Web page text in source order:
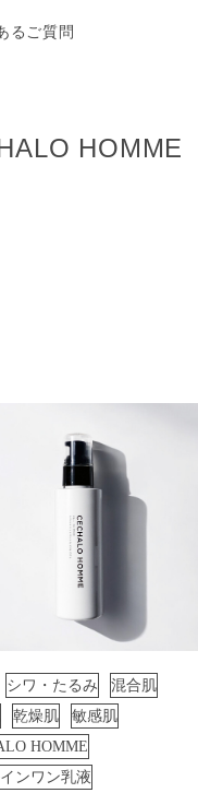
るご質問
HOMME
シワ・たるみ
混合肌
乾燥肌
敏感肌
HOMME
ンワン乳液